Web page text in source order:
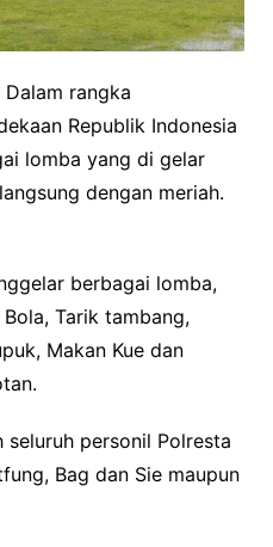
Dalam rangka
Republik Indonesia
lomba yang di gelar
dengan meriah.
berbagai lomba,
Tarik tambang,
Makan Kue dan
personil Polresta
Bag dan Sie maupun